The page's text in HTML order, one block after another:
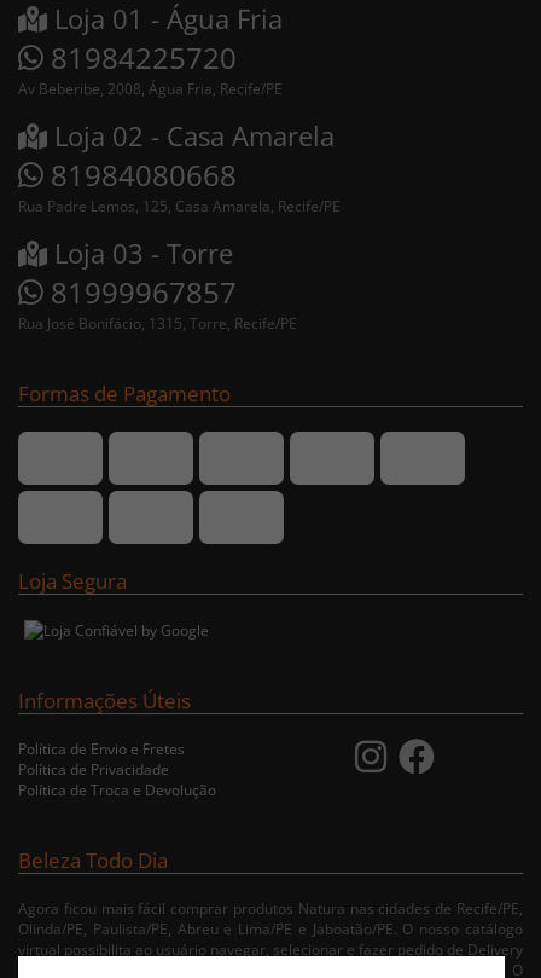
Loja 01 - Água Fria
81984225720
Av Beberibe, 2008, Água Fria, Recife/PE
Loja 02 - Casa Amarela
81984080668
Rua Padre Lemos, 125, Casa Amarela, Recife/PE
Loja 03 - Torre
81999967857
Rua José Bonifácio, 1315, Torre, Recife/PE
Formas de Pagamento
Loja Segura
Informações Úteis
Política de Envio e Fretes
Política de Privacidade
Política de Troca e Devolução
Beleza Todo Dia
Agora ficou mais fácil comprar produtos Natura nas cidades de Recife/PE,
Olinda/PE, Paulista/PE, Abreu e Lima/PE e Jaboatão/PE. O nosso catálogo
virtual possibilita ao usuário navegar, selecionar e fazer pedido de Delivery
no conforto da sua residência. Consulte nossa condições de entrega. O